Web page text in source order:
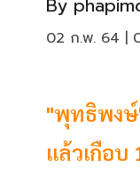
By
02 ก.พ. 64 |
"พุทธิพงษ์
แล้วเกือบ